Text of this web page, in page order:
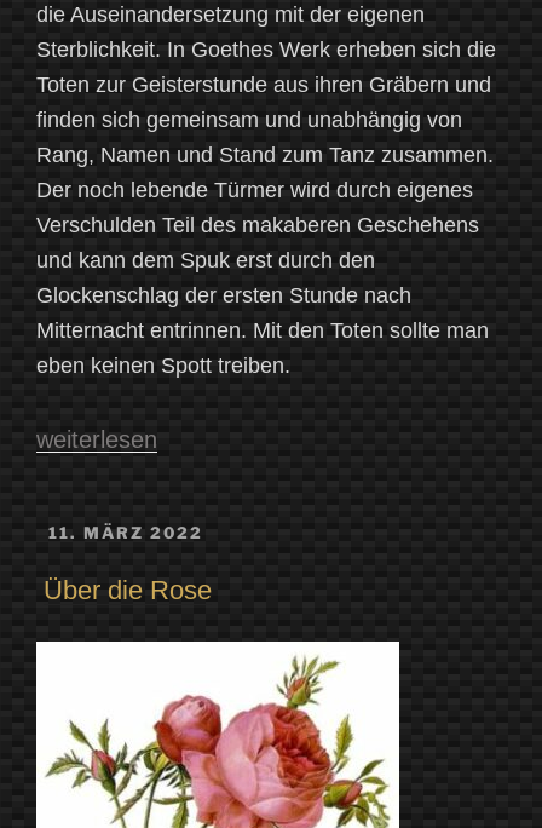
die Auseinandersetzung mit der eigenen
Sterblichkeit. In Goethes Werk erheben sich die
Toten zur Geisterstunde aus ihren Gräbern und
finden sich gemeinsam und unabhängig von
Rang, Namen und Stand zum Tanz zusammen.
Der noch lebende Türmer wird durch eigenes
Verschulden Teil des makaberen Geschehens
und kann dem Spuk erst durch den
Glockenschlag der ersten Stunde nach
Mitternacht entrinnen. Mit den Toten sollte man
eben keinen Spott treiben.
„Der
weiterlesen
VERÖFFENTLICHT
11. MÄRZ 2022
Über die Rose